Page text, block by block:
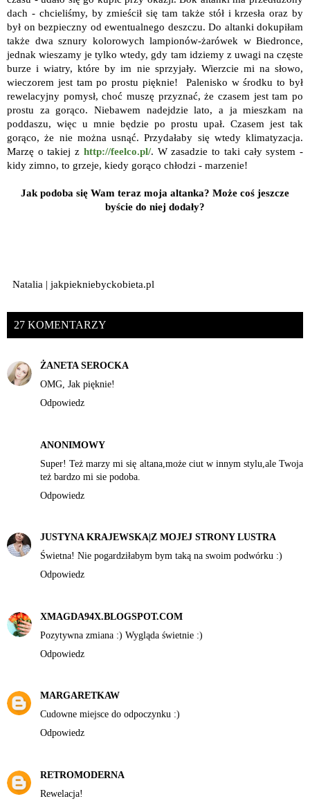
dach - chcieliśmy, by zmieścił się tam także stół i krzesła oraz by
był on bezpieczny od ewentualnego deszczu. Do altanki dokupiłam
także dwa sznury kolorowych lampionów-żarówek w Biedronce,
jednak wieszamy je tylko wtedy, gdy tam idziemy z uwagi na częste
burze i wiatry, które by im nie sprzyjały. Wierzcie mi na słowo,
wieczorem jest tam po prostu pięknie! Palenisko w środku to był
rewelacyjny pomysł, choć muszę przyznać, że czasem jest tam po
prostu za gorąco. Niebawem nadejdzie lato, a ja mieszkam na
poddaszu, więc u mnie będzie po prostu upał. Czasem jest tak
gorąco, że nie można usnąć. Przydałaby się wtedy klimatyzacja.
Marzę o takiej z http://feelco.pl/. W zasadzie to taki cały system -
kidy zimno, to grzeje, kiedy gorąco chłodzi - marzenie!
Jak podoba się Wam teraz moja altanka? Może coś jeszcze
byście do niej dodały?
Natalia | jakpiekniebyckobieta.pl
27 KOMENTARZY
ŻANETA SEROCKA
OMG, Jak pięknie!
Odpowiedz
ANONIMOWY
Super! Też marzy mi się altana,może ciut w innym stylu,ale Twoja
też bardzo mi sie podoba.
Odpowiedz
JUSTYNA KRAJEWSKA|Z MOJEJ STRONY LUSTRA
Świetna! Nie pogardziłabym bym taką na swoim podwórku :)
Odpowiedz
XMAGDA94X.BLOGSPOT.COM
Pozytywna zmiana :) Wygląda świetnie :)
Odpowiedz
MARGARETKAW
Cudowne miejsce do odpoczynku :)
Odpowiedz
RETROMODERNA
Rewelacja!